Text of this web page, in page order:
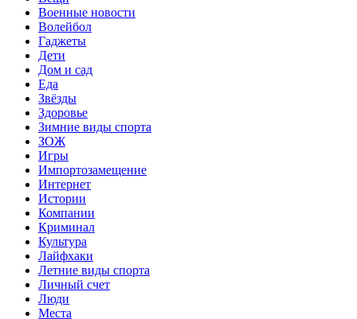
Военные новости
Волейбол
Гаджеты
Дети
Дом и сад
Еда
Звёзды
Здоровье
Зимние виды спорта
ЗОЖ
Игры
Импортозамещение
Интернет
Истории
Компании
Криминал
Культура
Лайфхаки
Летние виды спорта
Личный счет
Люди
Места